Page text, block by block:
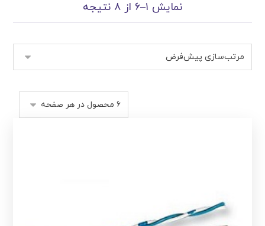
نمایش ۱–۶ از ۸ نتیجه